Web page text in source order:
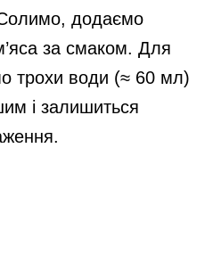
додаємо
за смаком. Для
трохи води (≈ 60 мл)
і залишиться